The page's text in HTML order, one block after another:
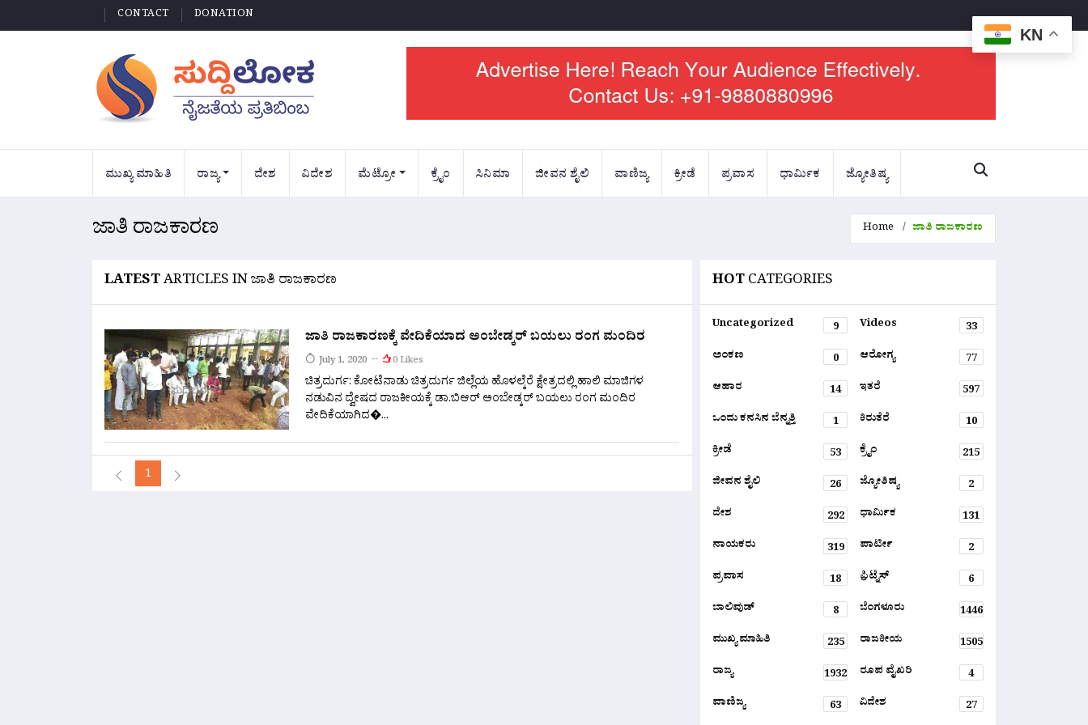
CONTACT DONATION
ಮುಖ್ಯ ಮಾಹಿತಿ ರಾಜ್ಯ ದೇಶ ವಿದೇಶ ಮೆಟ್ರೋ ಕ್ರೈಂ ಸಿನಿಮಾ ಜೀವನ ಶೈಲಿ ವಾಣಿಜ್ಯ ಕ್ರೀಡೆ ಪ್ರವಾಸ ಧಾರ್ಮಿಕ ಜ್ಯೋತಿಷ್ಯ
ಜಾತಿ ರಾಜಕಾರಣ Home ಜಾತಿ ರಾಜಕಾರಣ
LATESTARTICLES IN ಜಾತಿ ರಾಜಕಾರಣ
ಜಾತಿ ರಾಜಕಾರಣಕ್ಕೆ ವೇದಿಕೆಯಾದ ಅಂಬೇಡ್ಕರ್ ಬಯಲು ರಂಗ ಮಂದಿರ
July 1, 2020 0 Likes
ಚಿತ್ರದುರ್ಗ: ಕೋಟೆನಾಡು ಚಿತ್ರದುರ್ಗ ಜಿಲ್ಲೆಯ ಹೊಳಲ್ಕೆರೆ ಕ್ಷೇತ್ರದಲ್ಲಿ ಹಾಲಿ ಮಾಜಿಗಳ
ನಡುವಿನ ದ್ವೇಷದ ರಾಜಕೀಯಕ್ಕೆ ಡಾ.ಬಿಆರ್ ಅಂಬೇಡ್ಕರ್ ಬಯಲು ರಂಗ ಮಂದಿರ
ವೇದಿಕೆಯಾಗಿದ�...
1
HOTCATEGORIES
Uncategorized 9 Videos
33
ಅಂಕಣ
0 ಆರೋಗ್ಯ
77
ಆಹಾರ
14 ಇತರೆ
597
ಒಂದು ಕನಸಿನ ಬೆನ್ನತ್ತಿ
1 ಕಿರುತೆರೆ
10
ಕ್ರೀಡೆ
53 ಕ್ರೈಂ
215
ಜೀವನ ಶೈಲಿ
26 ಜ್ಯೋತಿಷ್ಯ
2
ದೇಶ
292 ಧಾರ್ಮಿಕ
131
ನಾಯಕರು
319 ಪಾರ್ಟೀ
2
ಪ್ರವಾಸ
18 ಫ಼ಿಟ್ನೆಸ್
6
ಬಾಲಿವುಡ್
8 ಬೆಂಗಳೂರು
1446
ಮುಖ್ಯ ಮಾಹಿತಿ
235 ರಾಜಕೀಯ
1505
ರಾಜ್ಯ
1932 ರೂಪ ವೈಖರಿ
4
ವಾಣಿಜ್ಯ
63 ವಿದೇಶ
27
KN